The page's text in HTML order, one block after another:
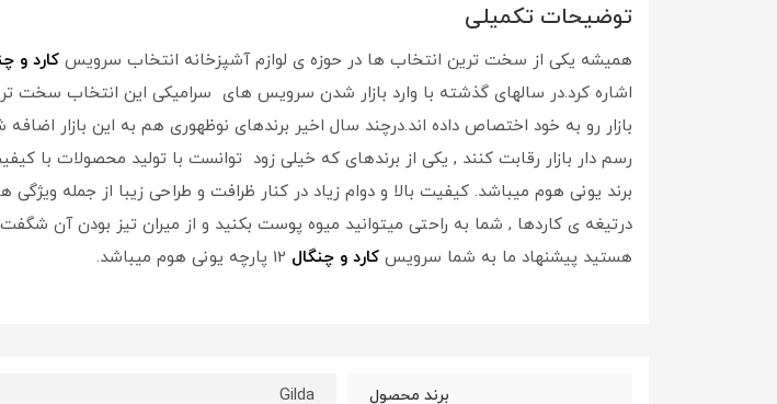
توضیحات تکمیلی
همیشه یکی از سخت ترین انتخاب ها در حوزه ی لوازم آشپزخانه انتخاب سرویس کارد و
اشاره کرد.در سالهای گذشته با وارد بازار شدن سرویس های سرامیکی این انتخاب سخت
بازار رو به خود اختصاص داده اند.درچند سال اخیر برندهای نوظهوری هم به این بازار
رسم دار بازار رقابت کنند , یکی از برندهای که خیلی زود توانست با تولید محصولات با
درتیغه ی کاردها , شما به راحتی میتوانید میوه پوست بکنید و از میران تیز بودن آن
هستید پیشنهاد ما به شما سرویس کارد و چنگال
برند محصول Gilda